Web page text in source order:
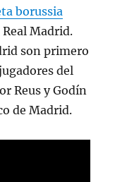
borussia
Madrid.
son primero
del
Reus y Godín
de Madrid.